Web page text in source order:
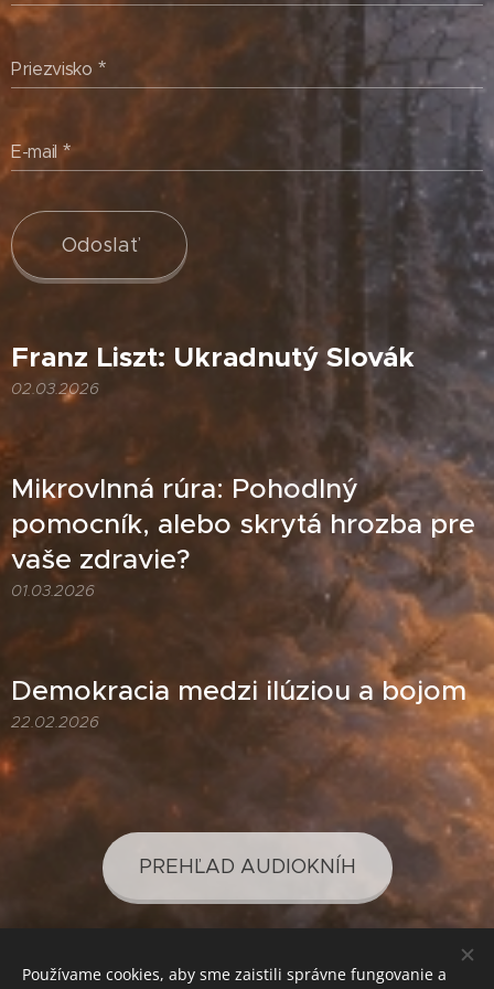
Priezvisko
E-mail
Odoslať
Franz Liszt: Ukradnutý Slovák
02.03.2026
Mikrovlnná rúra: Pohodlný
pomocník, alebo skrytá hrozba pre
vaše zdravie?
01.03.2026
Demokracia medzi ilúziou a bojom
22.02.2026
PREHĽAD AUDIOKNÍH
Používame cookies, aby sme zaistili správne fungovanie a